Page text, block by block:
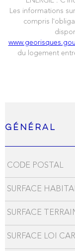
Les informations
compris
du logement
Général
Caractérisque Valeurs
CODE POSTAL
SURFACE
SURFACE
SURFACE LOI